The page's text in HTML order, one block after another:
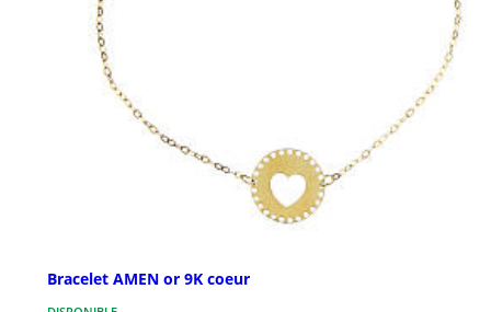
Bracelet AMEN or 9K coeur